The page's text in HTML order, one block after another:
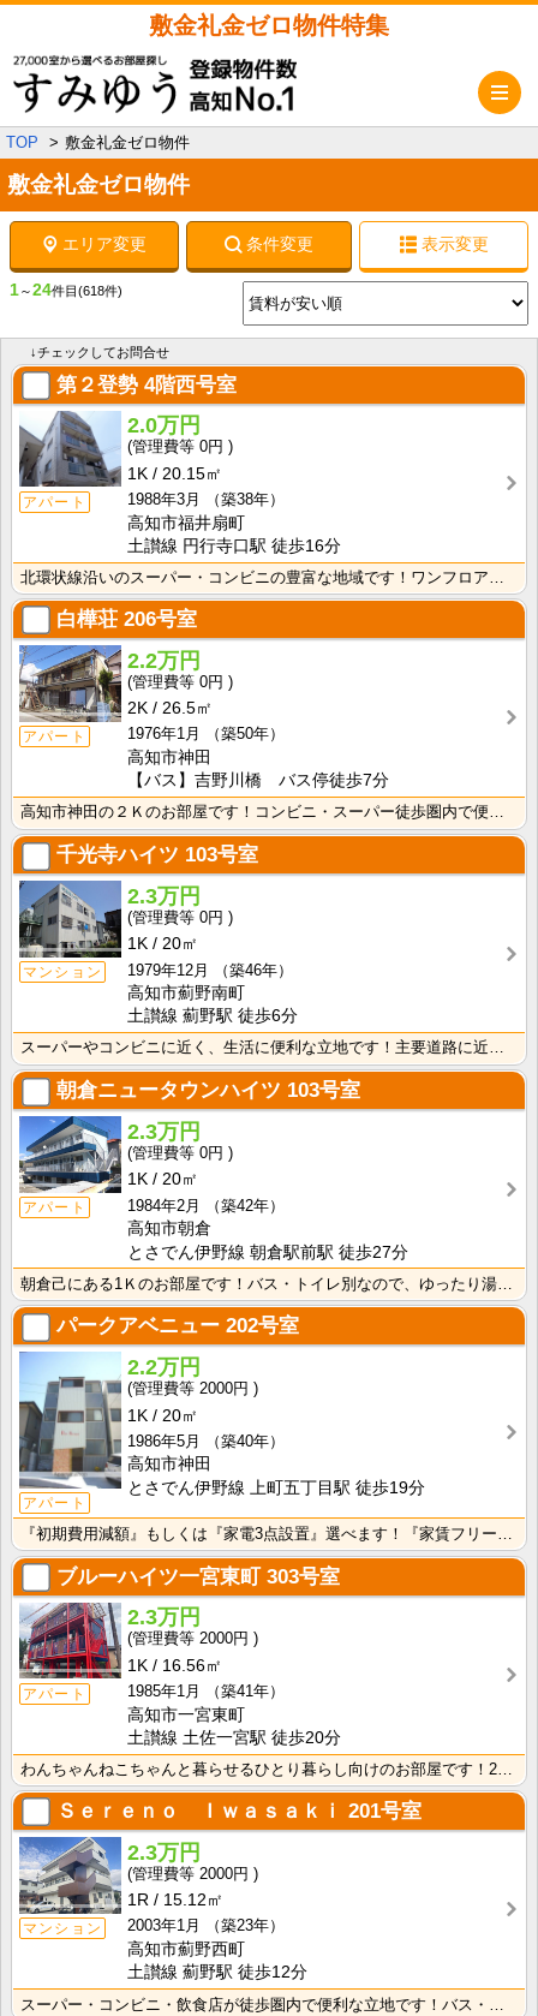
敷金礼金ゼロ物件特集
TOP 敷金礼金ゼロ物件
敷金礼金ゼロ物件
エリア変更 条件変更 表示変更
1～24件目 (618件)
↓チェックしてお問合せ
第２登勢 4階西号室
アパート
2.0万円
0円
1K
20.15㎡
1988年3月
（築38年）
高知市福井扇町
土讃線 円行寺口駅 徒歩16分
北環状線沿いのスーパー・コンビニの豊富な地域です！ワンフロアに2世帯ずつなので窓が多く、風通しの良い･･･
白樺荘 206号室
アパート
2.2万円
0円
2K
26.5㎡
1976年1月
（築50年）
高知市神田
【バス】吉野川橋 バス停徒歩7分
高知市神田の２Ｋのお部屋です！コンビニ・スーパー徒歩圏内で便利です！バス・トイレ別なので、ゆったり湯･･･
千光寺ハイツ 103号室
マンション
2.3万円
0円
1K
20㎡
1979年12月
（築46年）
高知市薊野南町
土讃線 薊野駅 徒歩6分
スーパーやコンビニに近く、生活に便利な立地です！主要道路に近いので、中心地へのアクセスも良好！
朝倉ニュータウンハイツ 103号室
アパート
2.3万円
0円
1K
20㎡
1984年2月
（築42年）
高知市朝倉
とさでん伊野線 朝倉駅前駅 徒歩27分
パークアベニュー 202号室
アパート
2.2万円
2000円
1K
20㎡
1986年5月
（築40年）
高知市神田
とさでん伊野線 上町五丁目駅 徒歩19分
ブルーハイツ一宮東町303号室
アパート
2.3万円
2000円
1K
16.56㎡
1985年1月
（築41年）
高知市一宮東町
土讃線 土佐一宮駅 徒歩20分
Ｓｅｒｅｎｏ Ｉｗａｓａｋｉ 201号室
マンション
2.3万円
2000円
1R
15.12㎡
2003年1月
（築23年）
高知市薊野西町
土讃線 薊野駅 徒歩12分